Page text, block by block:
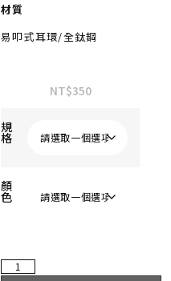
材質
易叩式耳環/全鈦鋼
NT$350
規
格
顏
色